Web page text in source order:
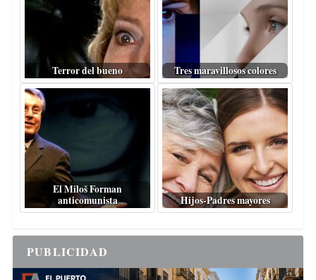
Terror del bueno Tres maravillosos colores
El Miloš Forman
anticomunista
Hijos-Padres mayores
PUBLICIDAD